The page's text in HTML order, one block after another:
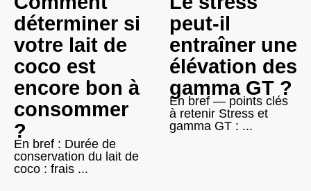
déterminer si
votre lait de
coco est
encore bon à
consommer
?
En bref : Durée de
conservation du lait de
coco : frais ...
peut-il
entraîner une
élévation des
gamma GT ?
En bref — points clés
à retenir Stress et
gamma GT : ...